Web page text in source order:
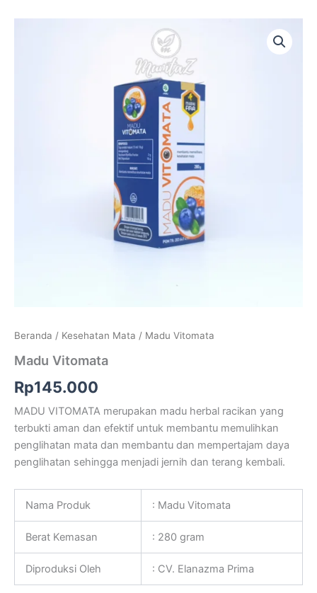
Beranda / Kesehatan Mata / Madu Vitomata
Madu Vitomata
Rp145.000
MADU VITOMATA merupakan madu herbal racikan yang
terbukti aman dan efektif untuk membantu memulihkan
penglihatan mata dan membantu dan mempertajam daya
penglihatan sehingga menjadi jernih dan terang kembali.
Nama Produk : Madu Vitomata
Berat Kemasan : 280 gram
Diproduksi Oleh : CV. Elanazma Prima